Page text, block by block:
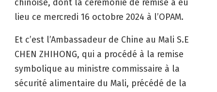
chinoise, dont la cérémonie de remise a eu
lieu ce mercredi 16 octobre 2024 à l’OPAM.
Et c’est l’Ambassadeur de Chine au Mali S.E
CHEN ZHIHONG, qui a procédé à la remise
symbolique au ministre commissaire à la
sécurité alimentaire du Mali, précédé de la